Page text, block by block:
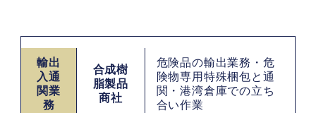
輸出
入通
関業
務
合成樹
脂製品
商社
危険品の輸出業務・危
険物専用特殊梱包と通
関・港湾倉庫での立ち
合い作業